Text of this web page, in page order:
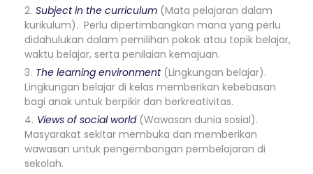
Subject in the curriculum (Mata pelajaran dalam
kurikulum). Perlu dipertimbangkan mana yang perlu
didahulukan dalam pemilihan pokok atau topik belajar,
waktu belajar, serta penilaian kemajuan.
The learning environment(Lingkungan belajar).
Lingkungan belajar di kelas memberikan kebebasan
bagi anak untuk berpikir dan berkreativitas.
Views of social world(Wawasan dunia sosial).
Masyarakat sekitar membuka dan memberikan
wawasan untuk pengembangan pembelajaran di
sekolah.